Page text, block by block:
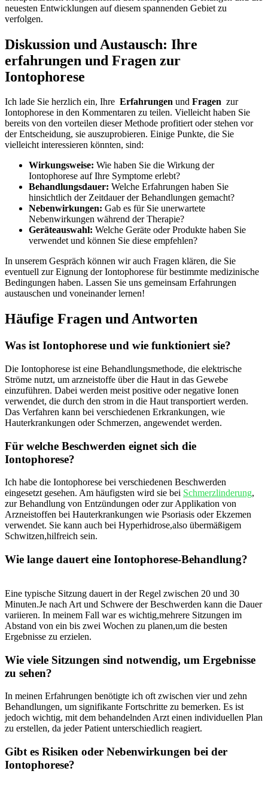
neuesten⁢ Entwicklungen auf diesem ‍spannenden​ Gebiet ‍zu
verfolgen.
Diskussion⁣ und Austausch: Ihre
erfahrungen und Fragen​ zur
Iontophorese
Ich lade Sie ⁤herzlich ein, Ihre ⁢ Erfahrungen und Fragen ​ zur
⁢Iontophorese in den Kommentaren ⁣zu teilen. Vielleicht ⁣haben Sie
⁣bereits von den‍ vorteilen​ dieser⁤ Methode profitiert ‌oder stehen‍ vor
der‍ Entscheidung, ⁢sie auszuprobieren.⁢ Einige Punkte, die Sie
vielleicht interessieren könnten, ‌sind:
Wirkungsweise: ​Wie haben Sie​ die Wirkung der
Iontophorese⁢ auf Ihre ⁣Symptome erlebt?
Behandlungsdauer: Welche Erfahrungen haben Sie
hinsichtlich der Zeitdauer ⁣der Behandlungen gemacht?
Nebenwirkungen: ‌Gab es ‍für⁢ Sie unerwartete
Nebenwirkungen ‌während der Therapie?
Geräteauswahl: Welche Geräte oder Produkte‍ haben Sie
verwendet und können⁤ Sie diese empfehlen?
In unserem Gespräch können wir ‌auch⁣ Fragen klären, die Sie
eventuell zur ​Eignung der ⁣Iontophorese ⁣für bestimmte medizinische
‌Bedingungen haben. Lassen Sie⁤ uns gemeinsam‍ Erfahrungen
austauschen ⁢und voneinander lernen!
Häufige Fragen⁣ und ‍Antworten
Was ist⁤ Iontophorese und wie ‍funktioniert sie?
Die Iontophorese ‍ist ⁢eine Behandlungsmethode, die elektrische‍
Ströme ‍nutzt, ‍um arzneistoffe​ über die Haut in das​ Gewebe
einzuführen. Dabei​ werden meist positive oder negative⁣ Ionen
verwendet, die⁣ durch den‌ strom in ​die Haut transportiert werden.
Das Verfahren kann⁢ bei verschiedenen Erkrankungen, wie
Hauterkrankungen oder Schmerzen, angewendet werden.
Für welche Beschwerden eignet sich die
Iontophorese?
Ich habe die‌ Iontophorese bei verschiedenen Beschwerden
eingesetzt⁣ gesehen. ⁣Am häufigsten wird sie bei Schmerzlinderung,
zur Behandlung⁢ von Entzündungen ⁢oder ⁢zur Applikation von
Arzneistoffen bei Hauterkrankungen⁤ wie Psoriasis oder Ekzemen
⁣verwendet. Sie kann​ auch ‍bei Hyperhidrose,also übermäßigem ​
Schwitzen,hilfreich sein.
Wie lange⁤ dauert eine Iontophorese-Behandlung?
Eine‍ typische⁢ Sitzung⁣ dauert in der Regel⁢ zwischen ‍20 und 30
Minuten.Je nach Art​ und Schwere der Beschwerden kann die Dauer
variieren. In meinem Fall war es‌ wichtig,mehrere Sitzungen im⁤
Abstand von ⁤ein ⁤bis zwei Wochen zu planen,um die besten
⁤Ergebnisse zu erzielen.
Wie ‍viele ​Sitzungen‍ sind notwendig, um Ergebnisse
zu sehen?
In meinen Erfahrungen benötigte ⁢ich‍ oft zwischen⁣ vier und zehn⁢
Behandlungen, um signifikante Fortschritte​ zu bemerken. Es ist⁣
jedoch ⁣wichtig, ⁣mit dem behandelnden Arzt einen individuellen Plan
zu erstellen, ‍da jeder Patient ​unterschiedlich ⁣reagiert.
Gibt es⁤ Risiken oder Nebenwirkungen bei ⁤der
Iontophorese?